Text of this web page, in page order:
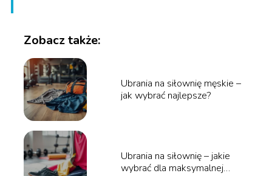
Zobacz także:
Ubrania na siłownię męskie –
jak wybrać najlepsze?
Ubrania na siłownię – jakie
wybrać dla maksymalnej